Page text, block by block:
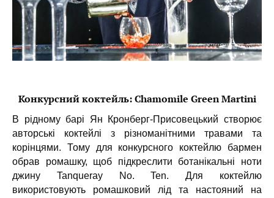
Конкурсний коктейль: Chamomile Green Martini
В рідному барі Ян Кронберг-Присовецький створює
авторські коктейлі з різноманітними травами та
корінцями. Тому для конкурсного коктейлю бармен
обрав ромашку, щоб підкреслити ботанікальні ноти
джину Tanqueray No. Ten. Для коктейлю
використовують ромашковий лід та настояний на